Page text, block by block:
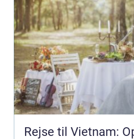
Rejse til Vietnam: